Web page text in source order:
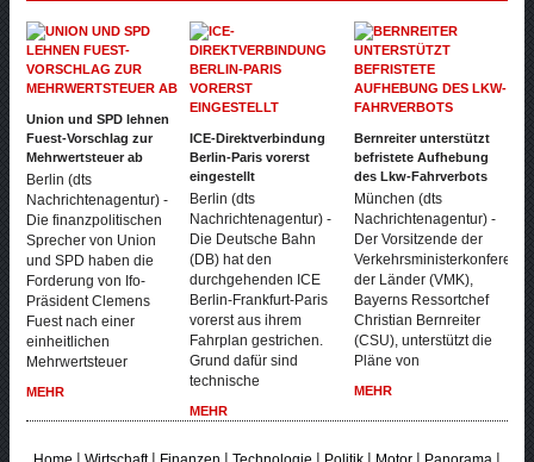
Union und SPD lehnen
Fuest-Vorschlag zur
Mehrwertsteuer ab
Berlin (dts
Nachrichtenagentur) -
Die finanzpolitischen
Sprecher von Union
und SPD haben die
Forderung von Ifo-
Präsident Clemens
Fuest nach einer
einheitlichen
Mehrwertsteuer
MEHR
ICE-Direktverbindung
Berlin-Paris vorerst
eingestellt
Berlin (dts
Nachrichtenagentur) -
Die Deutsche Bahn
(DB) hat den
durchgehenden ICE
Berlin-Frankfurt-Paris
vorerst aus ihrem
Fahrplan gestrichen.
Grund dafür sind
technische
MEHR
Bernreiter unterstützt
befristete Aufhebung
des Lkw-Fahrverbots
München (dts
Nachrichtenagentur) -
Der Vorsitzende der
Verkehrsministerkonferenz
der Länder (VMK),
Bayerns Ressortchef
Christian Bernreiter
(CSU), unterstützt die
Pläne von
MEHR
| | | | | | |